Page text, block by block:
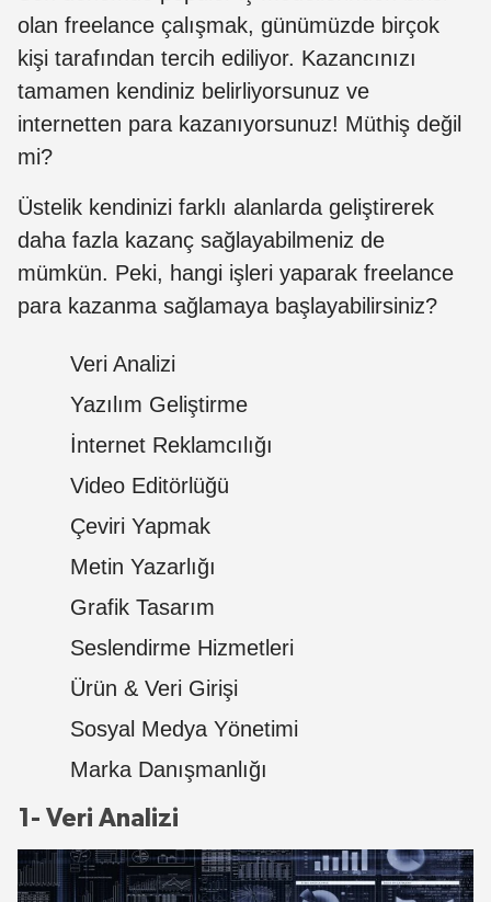
olan freelance çalışmak, günümüzde birçok
kişi tarafından tercih ediliyor. Kazancınızı
tamamen kendiniz belirliyorsunuz ve
internetten para kazanıyorsunuz! Müthiş değil
mi?
Üstelik kendinizi farklı alanlarda geliştirerek
daha fazla kazanç sağlayabilmeniz de
mümkün. Peki, hangi işleri yaparak freelance
para kazanma sağlamaya başlayabilirsiniz?
Veri Analizi
Yazılım Geliştirme
İnternet Reklamcılığı
Video Editörlüğü
Çeviri Yapmak
Metin Yazarlığı
Grafik Tasarım
Seslendirme Hizmetleri
Ürün & Veri Girişi
Sosyal Medya Yönetimi
Marka Danışmanlığı
1- Veri Analizi